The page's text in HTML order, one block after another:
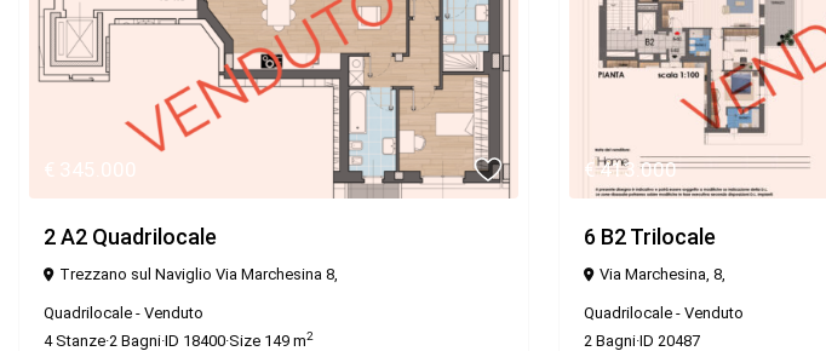
€ 345.000
2 A2 Quadrilocale
Trezzano sul Naviglio Via Marchesina 8,
Quadrilocale - Venduto
4Stanze·2 Bagni·ID 18400·Size 149 m2
€ 413.000
6 B2 Trilocale
Via Marchesina, 8,
Quadrilocale - Venduto
2 Bagni·ID 20487